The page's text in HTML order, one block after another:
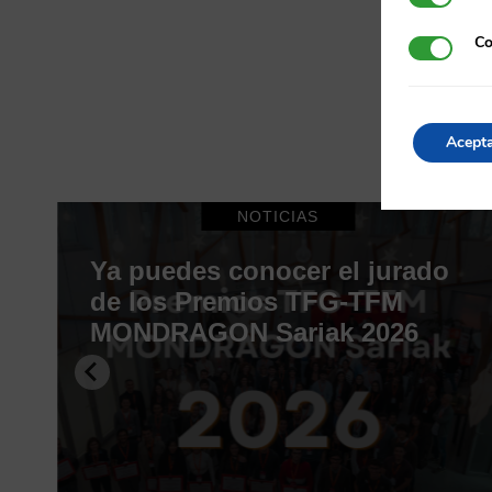
NOTICIAS
Ya puedes conocer el jurado
de los Premios TFG-TFM
MONDRAGON Sariak 2026
Cookies